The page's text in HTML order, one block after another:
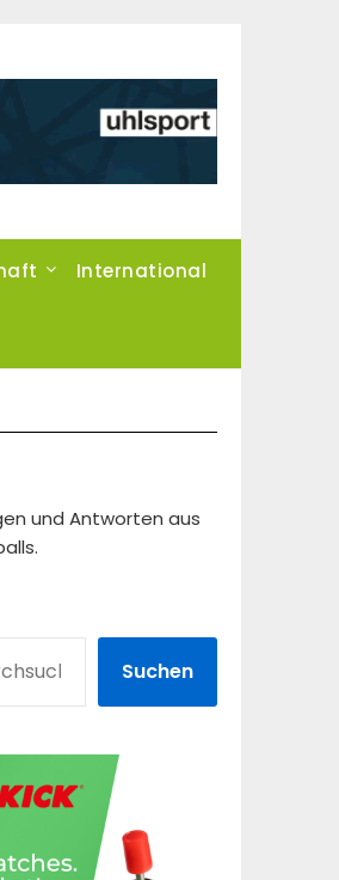
International
und Antworten aus
Suchen